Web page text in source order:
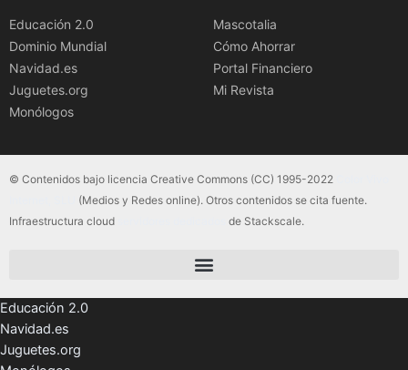
Educación 2.0
Dominio Mundial
Navidad.es
Juguetes.org
Monólogos
Mascotalia
Cómo Ahorrar
Portal Financiero
Mi Revista
© Contenidos bajo licencia Creative Commons (CC) 1995-2022
(Medios y Redes online). Otros contenidos se cita fuente.
Infraestructura cloud
de Stackscale.
Educación 2.0
Navidad.es
Juguetes.org